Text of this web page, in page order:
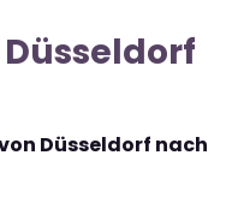
Düsseldorf nach